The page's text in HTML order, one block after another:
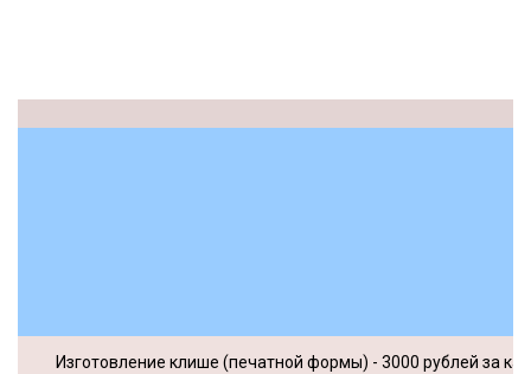
Изготовление клише (печатной формы) - 3000 рублей за